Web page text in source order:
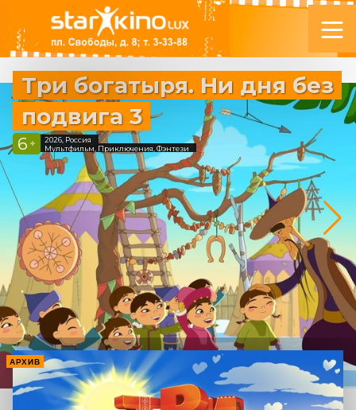
Три богатыря. Ни дня без
подвига 3
6 +
2026, Россия
Мультфильм, Приключения, Фэнтези
АРХИВ